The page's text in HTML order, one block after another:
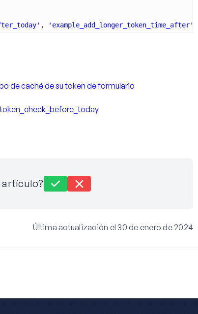
, 'example_add_longer_token_time_after'
de caché de su token de formulario
artículo?
Última actualización el 30 de enero de 2024